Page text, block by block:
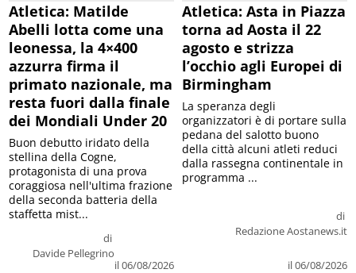
Atletica: Matilde
Abelli lotta come una
leonessa, la 4×400
azzurra firma il
primato nazionale, ma
resta fuori dalla finale
dei Mondiali Under 20
di
Davide Pellegrino
il 06/08/2026
Buon debutto iridato della
stellina della Cogne,
protagonista di una prova
coraggiosa nell'ultima frazione
della seconda batteria della
staffetta mist...
Atletica: Asta in Piazza
torna ad Aosta il 22
agosto e strizza
l’occhio agli Europei di
Birmingham
di
Redazione Aostanews.it
il 06/08/2026
La speranza degli
organizzatori è di portare sulla
pedana del salotto buono
della città alcuni atleti reduci
dalla rassegna continentale in
programma ...